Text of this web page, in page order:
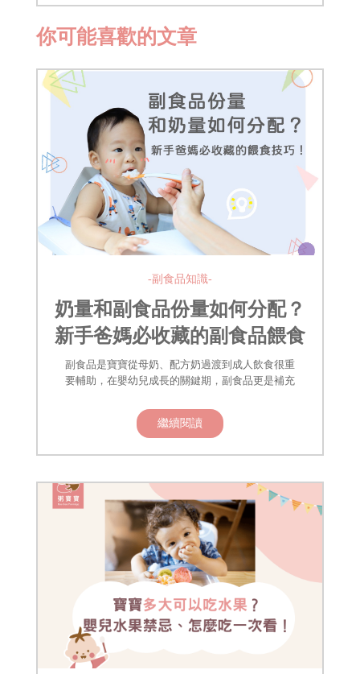
你可能喜歡的文章
-副食品知識-
奶量和副食品份量如何分配？
新手爸媽必收藏的副食品餵食
技巧！
副食品是寶寶從母奶、配方奶過渡到成人飲食很重
要輔助，在嬰幼兒成長的關鍵期，副食品更是補充
繼續閱讀